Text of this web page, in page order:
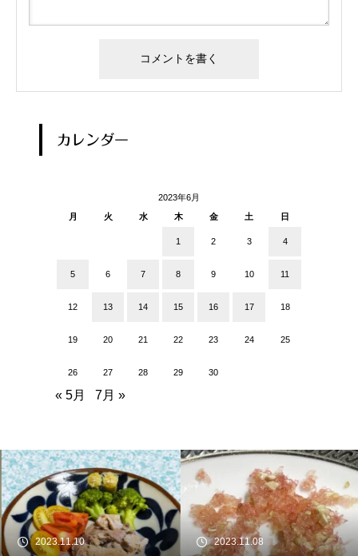
カレンダー
2023年6月
月
火 水 木 金 土 日
1 2 3 4
5 6 7 8 9 10 11
12 13 14 15 16 17 18
19 20 21 22 23 24 25
26 27 28 29 30
« 5月 7月 »
2023.11.10 2023.11.08